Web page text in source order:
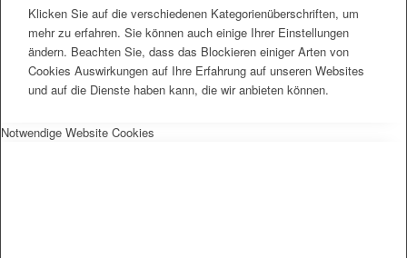
Klicken Sie auf die verschiedenen Kategorienüberschriften, um
mehr zu erfahren. Sie können auch einige Ihrer Einstellungen
ändern. Beachten Sie, dass das Blockieren einiger Arten von
Cookies Auswirkungen auf Ihre Erfahrung auf unseren Websites
und auf die Dienste haben kann, die wir anbieten können.
Notwendige Website Cookies